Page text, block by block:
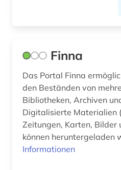
Finna
Das Portal Finna
den Beständen von
Bibliotheken, Archiven
Digitalisierte Materialien
Zeitungen, Karten, Bilder
können heruntergeladen
Informationen